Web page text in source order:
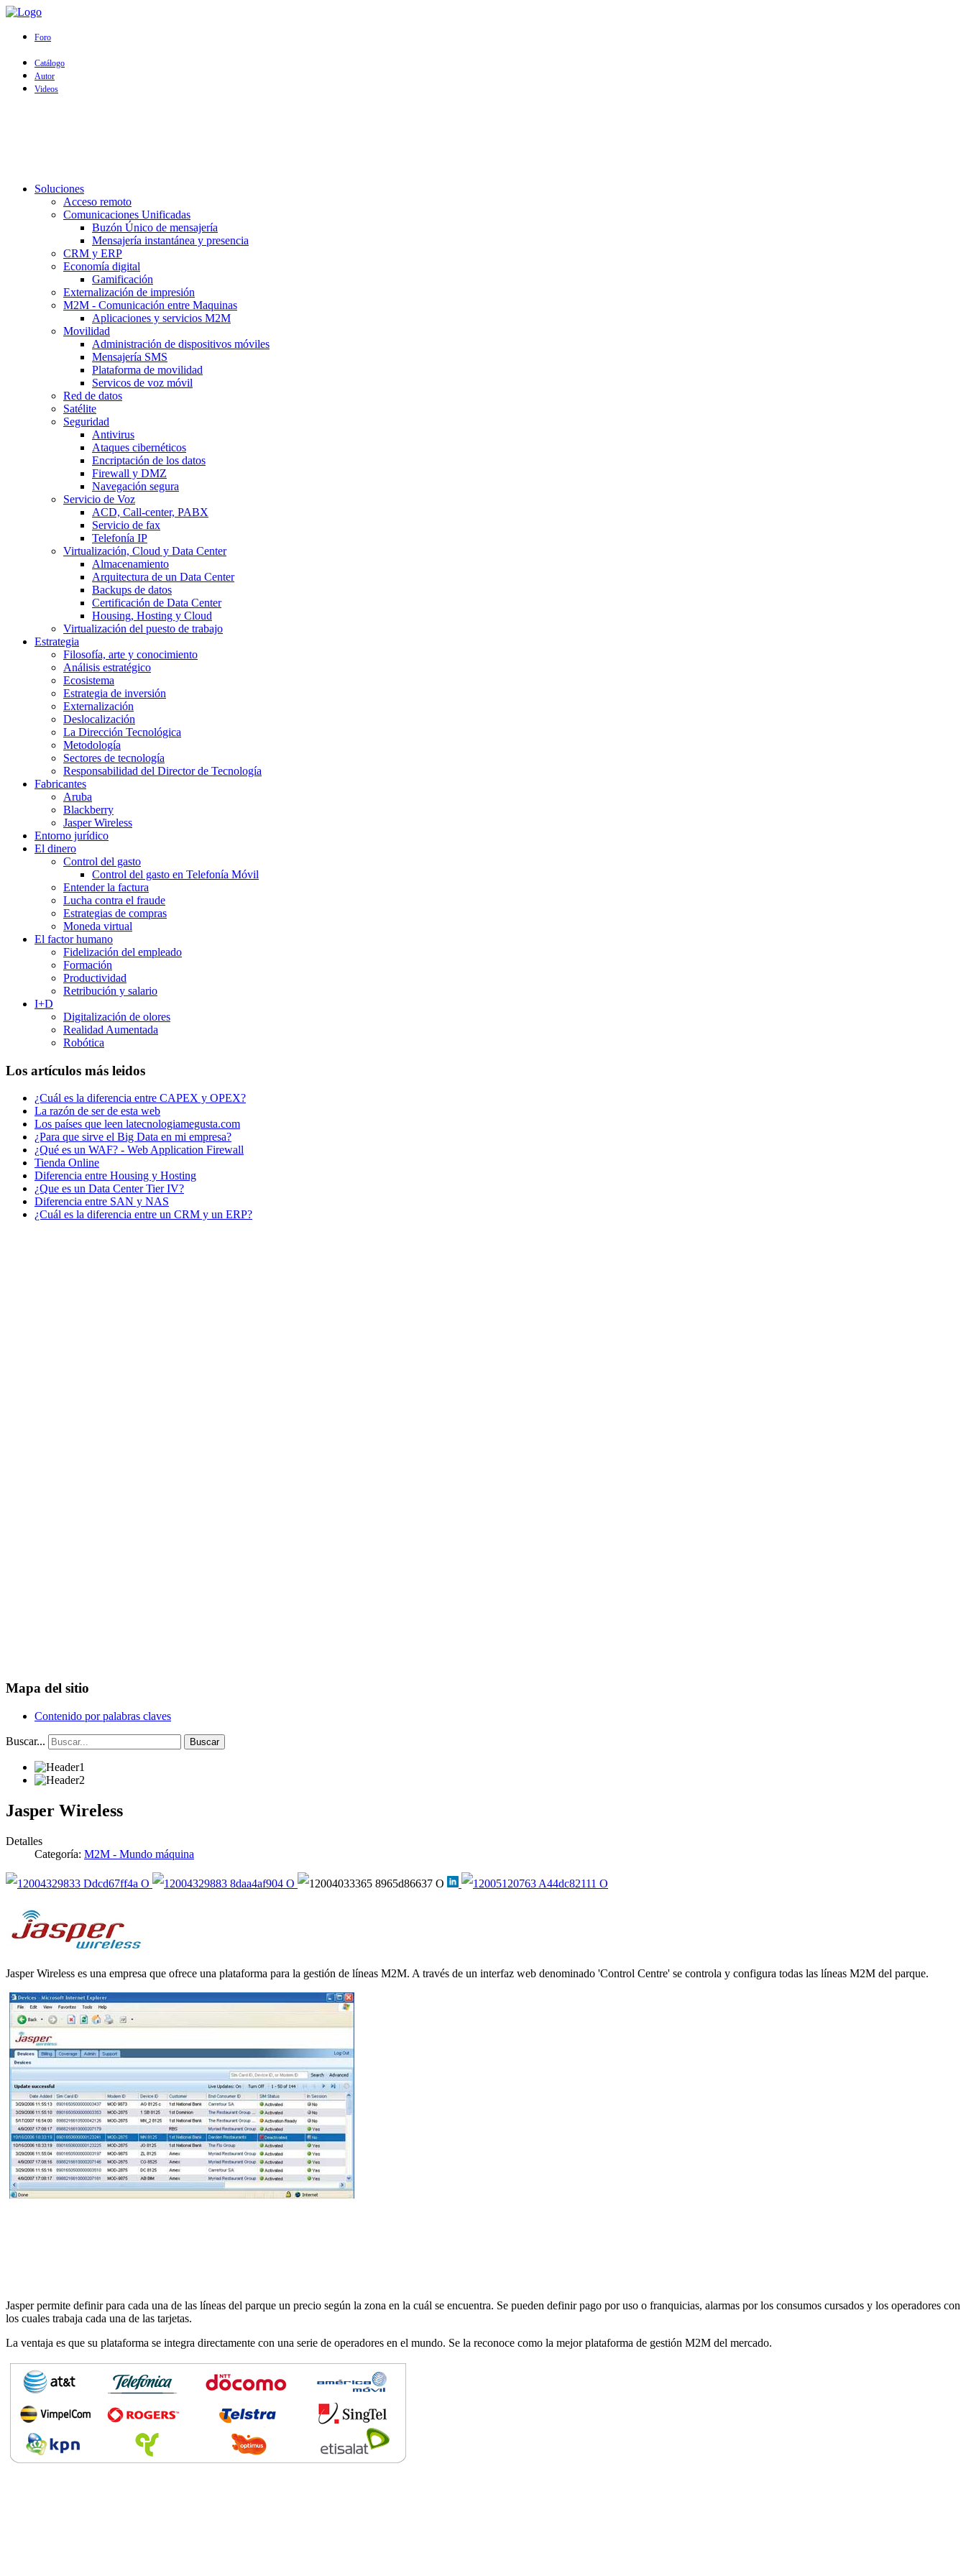
Foro
Catálogo
Autor
Videos
Soluciones
Acceso remoto
Comunicaciones Unificadas
Buzón Único de mensajería
Mensajería instantánea y presencia
CRM y ERP
Economía digital
Gamificación
Externalización de impresión
M2M - Comunicación entre Maquinas
Aplicaciones y servicios M2M
Movilidad
Administración de dispositivos móviles
Mensajería SMS
Plataforma de movilidad
Servicos de voz móvil
Red de datos
Satélite
Seguridad
Antivirus
Ataques cibernéticos
Encriptación de los datos
Firewall y DMZ
Navegación segura
Servicio de Voz
ACD, Call-center, PABX
Servicio de fax
Telefonía IP
Virtualización, Cloud y Data Center
Almacenamiento
Arquitectura de un Data Center
Backups de datos
Certificación de Data Center
Housing, Hosting y Cloud
Virtualización del puesto de trabajo
Estrategia
Filosofía, arte y conocimiento
Análisis estratégico
Ecosistema
Estrategia de inversión
Externalización
Deslocalización
La Dirección Tecnológica
Metodología
Sectores de tecnología
Responsabilidad del Director de Tecnología
Fabricantes
Aruba
Blackberry
Jasper Wireless
Entorno jurídico
El dinero
Control del gasto
Control del gasto en Telefonía Móvil
Entender la factura
Lucha contra el fraude
Estrategias de compras
Moneda virtual
El factor humano
Fidelización del empleado
Formación
Productividad
Retribución y salario
I+D
Digitalización de olores
Realidad Aumentada
Robótica
Los artículos más leidos
¿Cuál es la diferencia entre CAPEX y OPEX?
La razón de ser de esta web
Los países que leen latecnologiamegusta.com
¿Para que sirve el Big Data en mi empresa?
¿Qué es un WAF? - Web Application Firewall
Tienda Online
Diferencia entre Housing y Hosting
¿Que es un Data Center Tier IV?
Diferencia entre SAN y NAS
¿Cuál es la diferencia entre un CRM y un ERP?
Mapa del sitio
Contenido por palabras claves
Buscar... Buscar
Jasper Wireless
Detalles
Categoría: M2M - Mundo máquina
Jasper Wireless es una empresa que ofrece una plataforma para la gestión de líneas M2M. A través de un interfaz web denominado 'Control Centre' se controla y configura todas las líneas M2M del parque.
Jasper permite definir para cada una de las líneas del parque un precio según la zona en la cuál se encuentra. Se pueden definir pago por uso o franquicias, alarmas por los consumos cursados y los operadores con
los cuales trabaja cada una de las tarjetas.
La ventaja es que su plataforma se integra directamente con una serie de operadores en el mundo. Se la reconoce como la mejor plataforma de gestión M2M del mercado.